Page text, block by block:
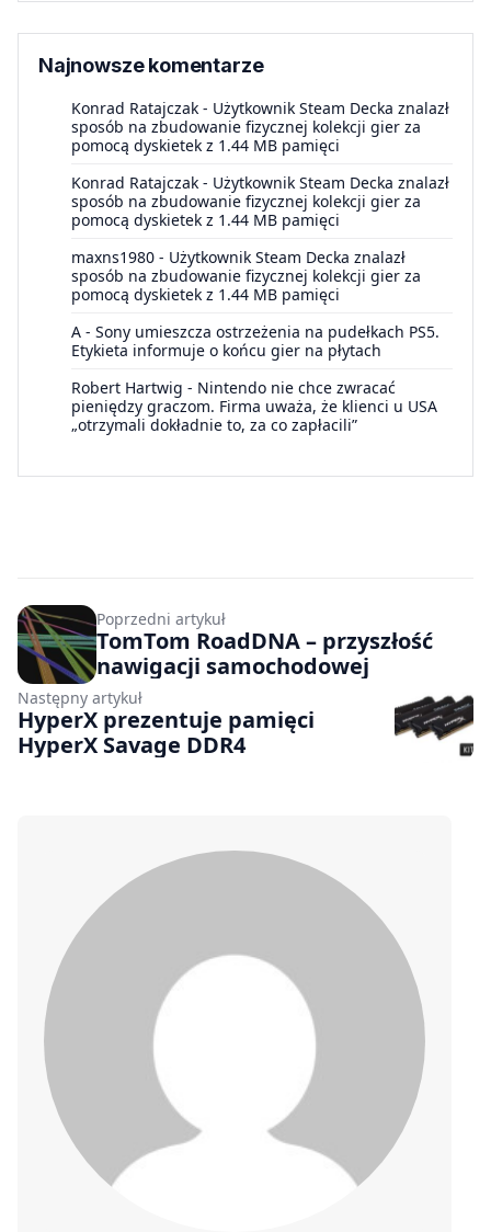
Najnowsze komentarze
Konrad Ratajczak - Użytkownik Steam Decka znalazł
sposób na zbudowanie fizycznej kolekcji gier za
pomocą dyskietek z 1.44 MB pamięci
Konrad Ratajczak - Użytkownik Steam Decka znalazł
sposób na zbudowanie fizycznej kolekcji gier za
pomocą dyskietek z 1.44 MB pamięci
maxns1980 - Użytkownik Steam Decka znalazł
sposób na zbudowanie fizycznej kolekcji gier za
pomocą dyskietek z 1.44 MB pamięci
A - Sony umieszcza ostrzeżenia na pudełkach PS5.
Etykieta informuje o końcu gier na płytach
Robert Hartwig - Nintendo nie chce zwracać
pieniędzy graczom. Firma uważa, że klienci u USA
„otrzymali dokładnie to, za co zapłacili”
Poprzedni artykuł
TomTom RoadDNA – przyszłość
nawigacji samochodowej
Następny artykuł
HyperX prezentuje pamięci
HyperX Savage DDR4